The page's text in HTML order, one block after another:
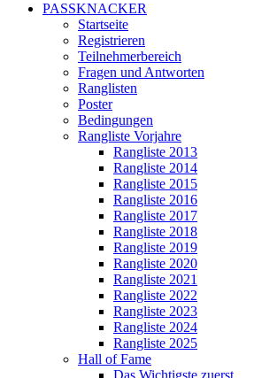
PASSKNACKER
Startseite
Registrieren
Teilnehmerbereich
Fragen und Antworten
Ranglisten
Poster
Bedingungen
Rangliste Vorjahre
Rangliste 2013
Rangliste 2014
Rangliste 2015
Rangliste 2016
Rangliste 2017
Rangliste 2018
Rangliste 2019
Rangliste 2020
Rangliste 2021
Rangliste 2022
Rangliste 2023
Rangliste 2024
Rangliste 2025
Hall of Fame